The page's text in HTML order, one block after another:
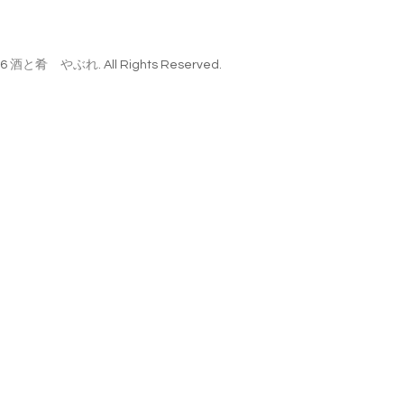
酒と肴 やぶれ. All Rights Reserved.